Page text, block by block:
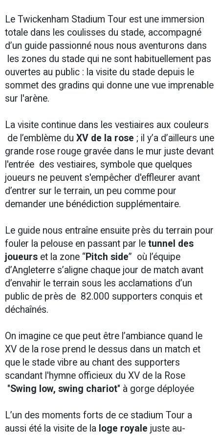
Le Twickenham Stadium Tour est une immersion
totale dans les coulisses du stade, accompagné
d’un guide passionné nous nous aventurons dans
les zones du stade qui ne sont habituellement pas
ouvertes au public : la visite du stade depuis le
sommet des gradins qui donne une vue imprenable
sur l'arène.
La visite continue dans les vestiaires aux couleurs
de l’emblème du XV de la rose ; il y’a d’ailleurs une
grande rose rouge gravée dans le mur juste devant
l'entrée des vestiaires, symbole que quelques
joueurs ne peuvent s'empêcher d'effleurer avant
d’entrer sur le terrain, un peu comme pour
demander une bénédiction supplémentaire.
Le guide nous entraîne ensuite près du terrain pour
fouler la pelouse en passant par le tunnel des
joueurs et la zone “Pitch side” où l’équipe
d’Angleterre s’aligne chaque jour de match avant
d’envahir le terrain sous les acclamations d’un
public de près de 82.000 supporters conquis et
déchaînés.
On imagine ce que peut être l’ambiance quand le
XV de la rose prend le dessus dans un match et
que le stade vibre au chant des supporters
scandant l'hymne officieux du XV de la Rose
"Swing low, swing chariot" à gorge déployée
L’un des moments forts de ce stadium Tour a
aussi été la visite de la loge royale juste au-